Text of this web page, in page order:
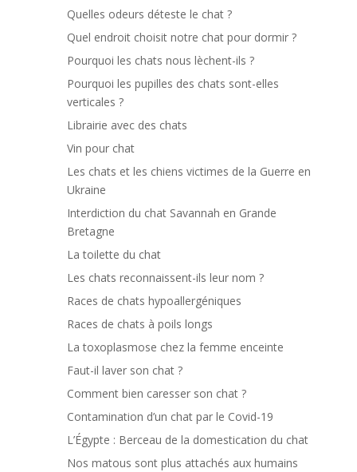
Quelles odeurs déteste le chat ?
Quel endroit choisit notre chat pour dormir ?
Pourquoi les chats nous lèchent-ils ?
Pourquoi les pupilles des chats sont-elles
verticales ?
Librairie avec des chats
Vin pour chat
Les chats et les chiens victimes de la Guerre en
Ukraine
Interdiction du chat Savannah en Grande
Bretagne
La toilette du chat
Les chats reconnaissent-ils leur nom ?
Races de chats hypoallergéniques
Races de chats à poils longs
La toxoplasmose chez la femme enceinte
Faut-il laver son chat ?
Comment bien caresser son chat ?
Contamination d’un chat par le Covid-19
L’Égypte : Berceau de la domestication du chat
Nos matous sont plus attachés aux humains